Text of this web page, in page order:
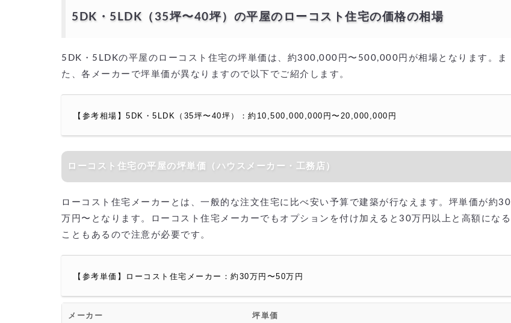
5DK・5LDK（35坪〜40坪）の平屋のローコスト住宅の価格の相場
5DK・5LDKの平屋のローコスト住宅の坪単価は、約300,000円〜500,000円が相場となります。ま
た、各メーカーで坪単価が異なりますので以下でご紹介します。
【参考相場】 5DK・5LDK（35坪〜40坪）：約10,500,000,000円〜20,000,000円
ローコスト住宅の平屋の坪単価（ハウスメーカー・工務店）
ローコスト住宅メーカーとは、一般的な注文住宅に比べ安い予算で建築が行なえます。坪単価が約30
万円〜となります。ローコスト住宅メーカーでもオプションを付け加えると30万円以上と高額になる
こともあるので注意が必要です。
【参考単価】ローコスト住宅メーカー：約30万円〜50万円
メーカー 坪単価